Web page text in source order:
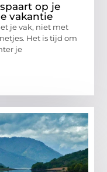
op je
vakantie
je vak, niet met
Het is tijd om
je